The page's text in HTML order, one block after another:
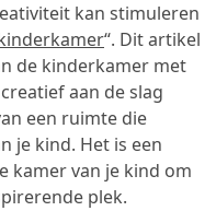
kan stimuleren
“. Dit artikel
de kinderkamer met
aan de slag
een ruimte die
je kind. Het is een
kamer van je kind om
plek.